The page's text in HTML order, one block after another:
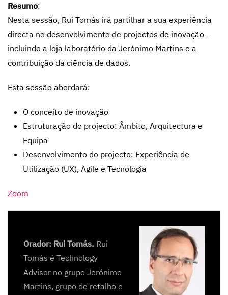
Resumo:
Nesta sessão, Rui Tomás irá partilhar a sua experiência
directa no desenvolvimento de projectos de inovação –
incluindo a loja laboratório da Jerónimo Martins e a
contribuição da ciência de dados.
Esta sessão abordará:
O conceito de inovação
Estruturação do projecto: Âmbito, Arquitectura e
Equipa
Desenvolvimento do projecto: Experiência de
Utilização (UX), Agile e Tecnologia
Zoom
Orador: Rui Tomás. Rui
Tomás é Technology
Advisor no grupo Jerónimo
Martins, grupo de retalho e